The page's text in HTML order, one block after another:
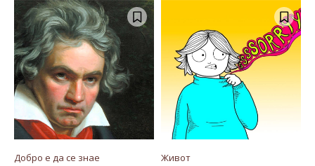
Добро е да се знае Живот